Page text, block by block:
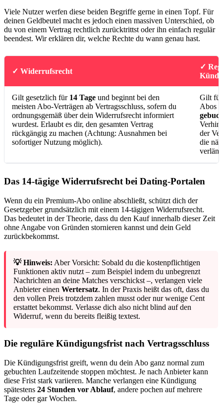
Viele Nutzer werfen diese beiden Begriffe gerne in einen Topf. Für
deinen Geldbeutel macht es jedoch einen massiven Unterschied, ob
du von einem Vertrag rechtlich zurücktrittst oder ihn einfach regulär
beendest. Wir erklären dir, welche Rechte du wann genau hast.
✓ Widerrufsrecht
✓
Gilt gesetzlich für 14 Tage und beginnt bei den
meisten Abo-Verträgen ab Vertragsschluss, sofern du
ordnungsgemäß über dein Widerrufsrecht informiert
wurdest. Erlaubt es dir, den gesamten Vertrag
rückgängig zu machen (Achtung: Ausnahmen bei
sofortiger Nutzung möglich).
Gilt
Abos
der
die
Das 14-tägige Widerrufsrecht bei Dating-Portalen
Wenn du ein Premium-Abo online abschließt, schützt dich der
Gesetzgeber grundsätzlich mit einem 14-tägigen Widerrufsrecht.
Das bedeutet in der Theorie, dass du den Kauf innerhalb dieser Zeit
ohne Angabe von Gründen stornieren kannst und dein Geld
zurückbekommst.
💡 Hinweis: Aber Vorsicht: Sobald du die kostenpflichtigen
Funktionen aktiv nutzt – zum Beispiel indem du unbegrenzt
Nachrichten an deine Matches verschickst –, verlangen viele
Anbieter einen Wertersatz. In der Praxis heißt das oft, dass du
den vollen Preis trotzdem zahlen musst oder nur wenige Cent
erstattet bekommst. Verlasse dich also nicht blind auf den
Widerruf, wenn du bereits fleißig textest.
Die reguläre Kündigungsfrist nach Vertragsschluss
Die Kündigungsfrist greift, wenn du dein Abo ganz normal zum
gebuchten Laufzeitende stoppen möchtest. Je nach Anbieter kann
diese Frist stark variieren. Manche verlangen eine Kündigung
spätestens 24 Stunden vor Ablauf, andere pochen auf mehrere
Tage oder gar Wochen.